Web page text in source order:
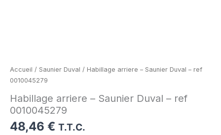
Accueil / Saunier Duval / Habillage arriere – Saunier Duval – ref
0010045279
Habillage arriere – Saunier Duval – ref
0010045279
48,46 € T.T.C.